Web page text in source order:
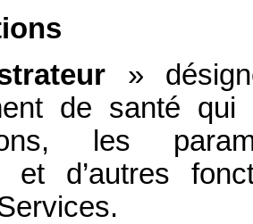
»
de santé
les
et d’autres